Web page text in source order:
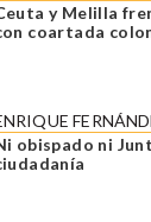
y Melilla
coartada
obispado ni